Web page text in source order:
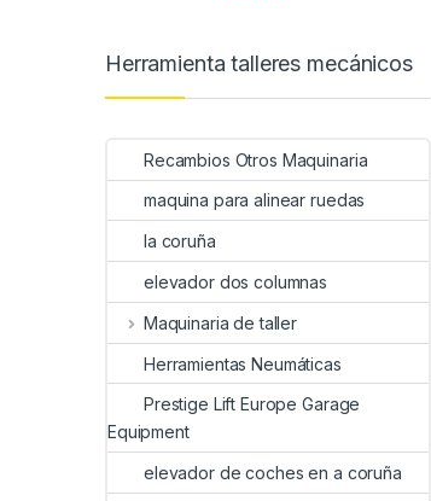
Herramienta talleres mecánicos
Recambios Otros Maquinaria
maquina para alinear ruedas
la coruña
elevador dos columnas
Maquinaria de taller
Herramientas Neumáticas
Prestige Lift Europe Garage
Equipment
elevador de coches en a coruña